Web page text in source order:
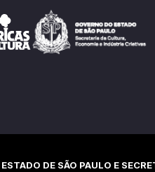
DE SÃO PAULO E